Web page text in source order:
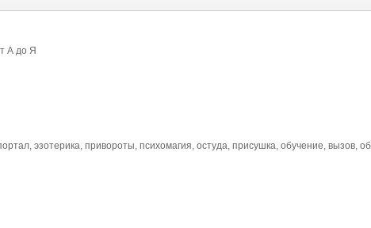
А до Я
эзотерика, привороты, психомагия, остуда, присушка, обучение, вызов,